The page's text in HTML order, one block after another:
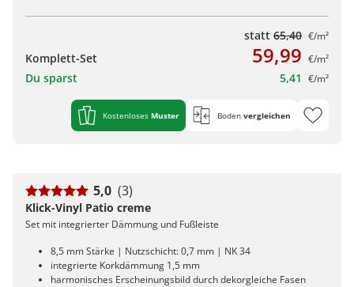
statt 65,40 €/m²
Komplett-Set 59,99 €/m²
Du sparst 5,41 €/m²
Kostenloses Muster Boden vergleichen
5,0 (3)
Klick-Vinyl Patio creme
Set mit integrierter Dämmung und Fußleiste
8,5 mm Stärke | Nutzschicht: 0,7 mm | NK 34
integrierte Korkdämmung 1,5 mm
harmonisches Erscheinungsbild durch dekorgleiche Fasen